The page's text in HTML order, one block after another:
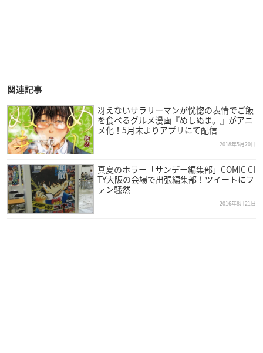
関連記事
冴えないサラリーマンが恍惚の表情でご飯
を食べるグルメ漫画『めしぬま。』がアニ
メ化！5月末よりアプリにて配信
2018年5月20日
真夏のホラー「サンデー編集部」COMIC CI
TY大阪の会場で出張編集部！ツイートにフ
ァン騒然
2016年8月21日